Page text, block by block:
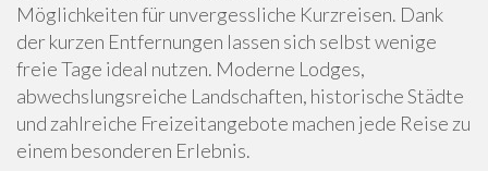
Möglichkeiten für unvergessliche Kurzreisen. Dank
der kurzen Entfernungen lassen sich selbst wenige
freie Tage ideal nutzen. Moderne Lodges,
abwechslungsreiche Landschaften, historische Städte
und zahlreiche Freizeitangebote machen jede Reise zu
einem besonderen Erlebnis.